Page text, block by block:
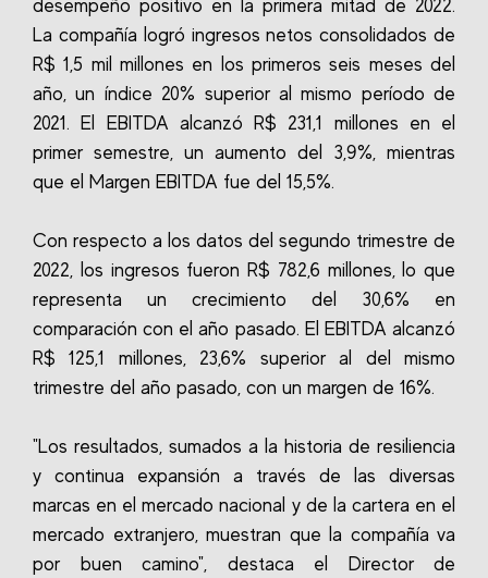
desempeño positivo en la primera mitad de 2022.
La compañía logró ingresos netos consolidados de
R$ 1,5 mil millones en los primeros seis meses del
año, un índice 20% superior al mismo período de
2021. El EBITDA alcanzó R$ 231,1 millones en el
primer semestre, un aumento del 3,9%, mientras
que el Margen EBITDA fue del 15,5%.
Con respecto a los datos del segundo trimestre de
2022, los ingresos fueron R$ 782,6 millones, lo que
representa un crecimiento del 30,6% en
comparación con el año pasado. El EBITDA alcanzó
R$ 125,1 millones, 23,6% superior al del mismo
trimestre del año pasado, con un margen de 16%.
"Los resultados, sumados a la historia de resiliencia
y continua expansión a través de las diversas
marcas en el mercado nacional y de la cartera en el
mercado extranjero, muestran que la compañía va
por buen camino", destaca el Director de